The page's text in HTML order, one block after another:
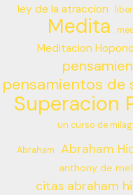
ley de la atraccion
Medita
Meditacion
pensamientos de
Superacion
un curso de
Abraham Abraham
anthony de
citas abraham